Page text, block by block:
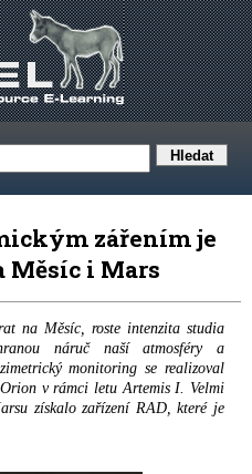
zářením je
i Mars
na Měsíc, roste intenzita studia
náruč naší atmosféry a
monitoring se realizoval
v rámci letu Artemis I. Velmi
získalo zařízení RAD, které je